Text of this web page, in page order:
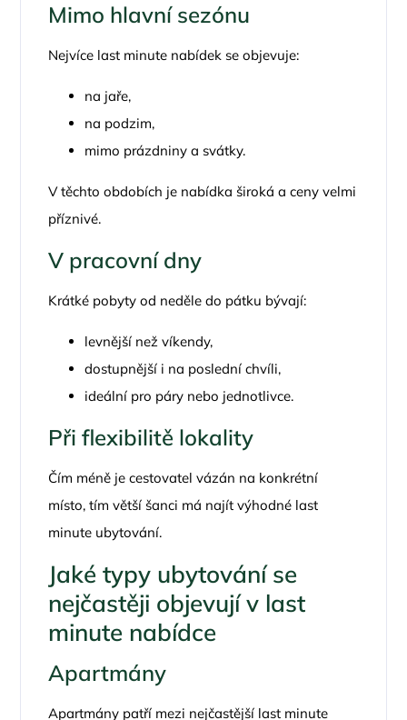
Mimo hlavní sezónu
Nejvíce last minute nabídek se objevuje:
na jaře,
na podzim,
mimo prázdniny a svátky.
V těchto obdobích je nabídka široká a ceny velmi
příznivé.
V pracovní dny
Krátké pobyty od neděle do pátku bývají:
levnější než víkendy,
dostupnější i na poslední chvíli,
ideální pro páry nebo jednotlivce.
Při flexibilitě lokality
Čím méně je cestovatel vázán na konkrétní
místo, tím větší šanci má najít výhodné last
minute ubytování.
Jaké typy ubytování se
nejčastěji objevují v last
minute nabídce
Apartmány
Apartmány patří mezi nejčastější last minute